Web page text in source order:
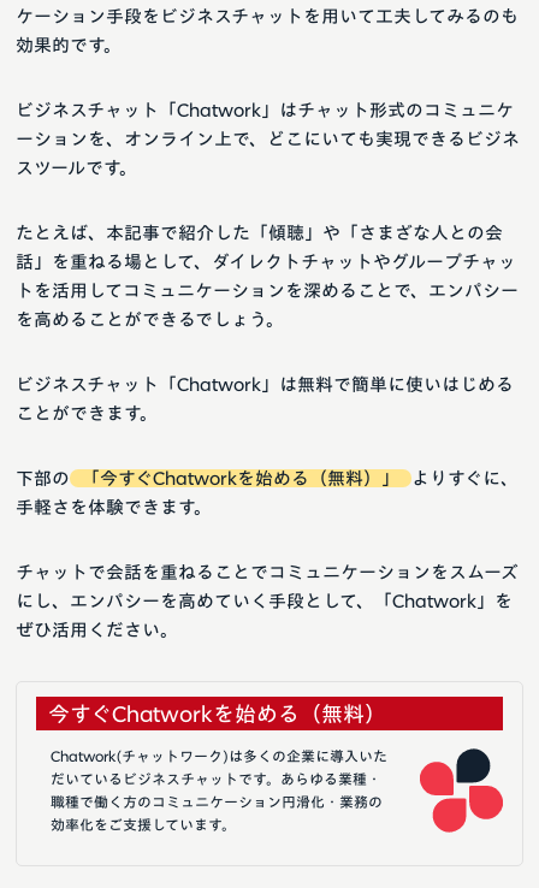
ケーション手段をビジネスチャットを用いて工夫してみるのも
効果的です。
ビジネスチャット「Chatwork」はチャット形式のコミュニケ
ーションを、オンライン上で、どこにいても実現できるビジネ
スツールです。
たとえば、本記事で紹介した「傾聴」や「さまざな人との会
話」を重ねる場として、ダイレクトチャットやグループチャッ
トを活用してコミュニケーションを深めることで、エンパシー
を高めることができるでしょう。
ビジネスチャット「Chatwork」は無料で簡単に使いはじめる
ことができます。
下部の 「今すぐChatworkを始める（無料）」
よりすぐに、
手軽さを体験できます。
チャットで会話を重ねることでコミュニケーションをスムーズ
にし、エンパシーを高めていく手段として、「Chatwork」を
ぜひ活用ください。
今すぐChatworkを始める（無料）
Chatwork(チャットワーク)は多くの企業に導入いた
だいているビジネスチャットです。あらゆる業種・
職種で働く方のコミュニケーション円滑化・業務の
効率化をご支援しています。